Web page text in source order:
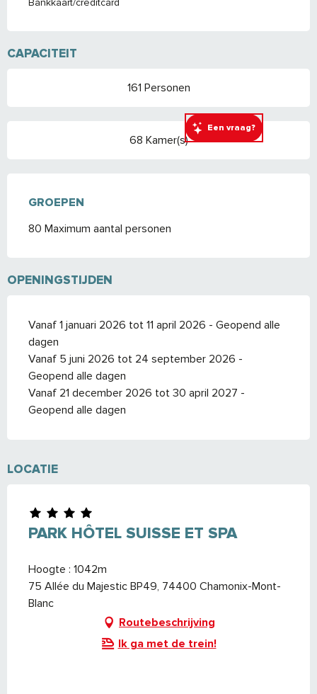
Een vraag?
Bankkaart/creditcard
CAPACITEIT
161 Personen
68 Kamer(s)
GROEPEN
GROEPEN
80 Maximum aantal personen
OPENINGSTIJDEN
Vanaf 1 januari 2026 tot 11 april 2026 - Geopend alle
dagen
Vanaf 5 juni 2026 tot 24 september 2026 -
Geopend alle dagen
Vanaf 21 december 2026 tot 30 april 2027 -
Geopend alle dagen
LOCATIE
PARK HÔTEL SUISSE ET SPA
Hoogte : 1042m
75 Allée du Majestic BP49, 74400 Chamonix-Mont-
Blanc
Routebeschrijving
Ik ga met de trein!